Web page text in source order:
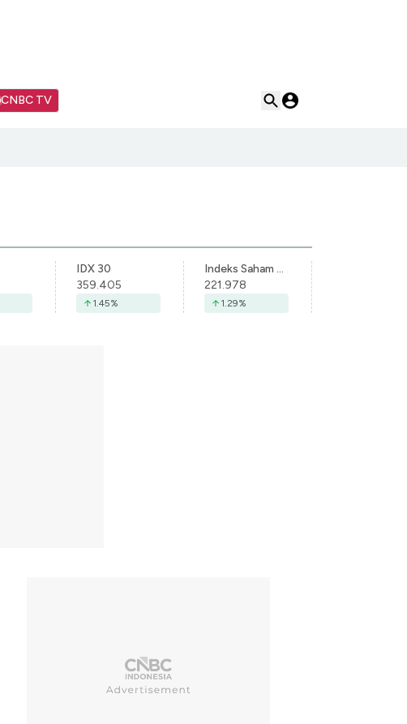
CNBC TV
IDX 30
359.405
1.45%
Indeks Saham Syariah Indonesia
221.978
1.29%